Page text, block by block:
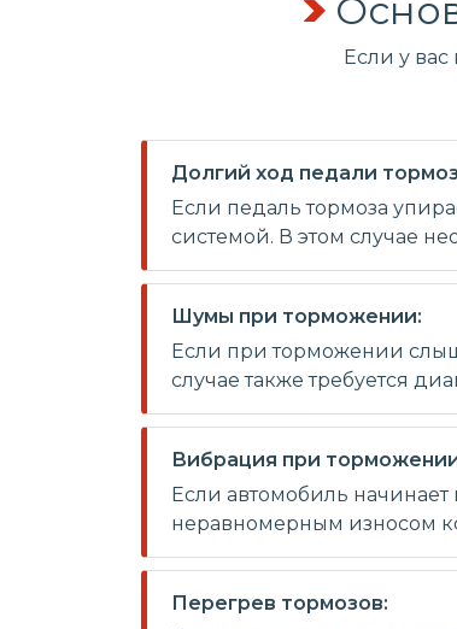
Если у
Долгий ход педали
Если педаль тормоза
системой. В этом случае
Шумы при торможении:
Если при торможении
случае также требуется
Вибрация при
Если автомобиль
неравномерным износом
Перегрев тормозов: